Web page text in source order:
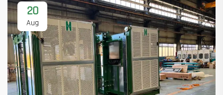
20
Aug